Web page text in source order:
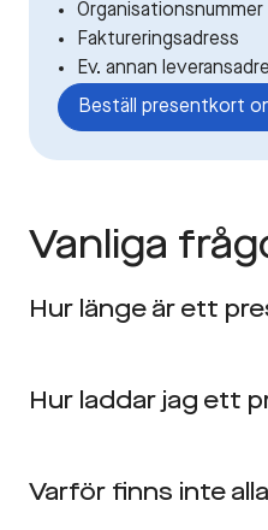
Organisationsnummer
Faktureringsadress
Ev. annan
Beställ presentkort
Vanliga
Hur länge är ett
Hur laddar jag ett
Varför finns inte